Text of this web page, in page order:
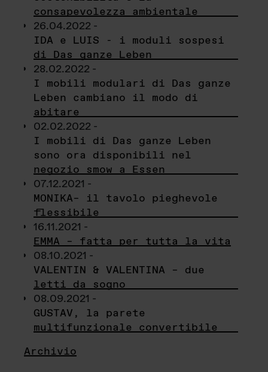
consapevolezza ambientale
26.04.2022 -
IDA e LUIS - i moduli sospesi
di Das ganze Leben
28.02.2022 -
I mobili modulari di Das ganze
Leben cambiano il modo di
abitare
02.02.2022 -
I mobili di Das ganze Leben
sono ora disponibili nel
negozio smow a Essen
07.12.2021 -
MONIKA– il tavolo pieghevole
flessibile
16.11.2021 -
EMMA – fatta per tutta la vita
08.10.2021 -
VALENTIN & VALENTINA – due
letti da sogno
08.09.2021 -
GUSTAV, la parete
multifunzionale convertibile
Archivio